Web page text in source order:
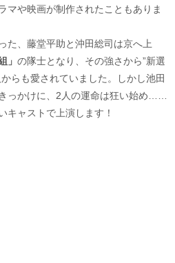
マや映画が制作されたこともありま
た、藤堂平助と沖田総司は京へ上
」 の隊士となり、その強さから”新選
らも愛されていました。しかし池田
っかけに、2人の運命は狂い始め……
キャストで上演します！